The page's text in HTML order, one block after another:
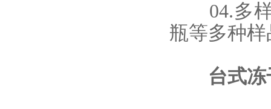
04.多样
瓶等多种
台式冻